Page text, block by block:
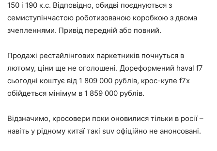
150 і 190 к.с. Відповідно, обидві поєднуються з
семиступінчастою роботизованою коробкою з двома
зчепленнями. Привід передній або повний.
Продажі рестайлінгових паркетників почнуться в
лютому, ціни ще не оголошені. Дореформений haval f7
сьогодні коштує від 1 809 000 рублів, крос-купе f7x
обійдеться мінімум в 1 859 000 рублів.
Відзначимо, кросовери поки оновилися тільки в росії –
навіть у рідному китаї такі suv офіційно не анонсовані.